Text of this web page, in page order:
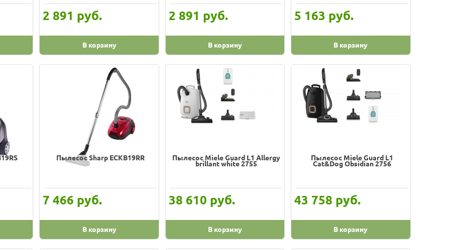
2 891 руб.
В корзину
2 891 руб.
В корзину
5 163 руб.
В корзину
Пылесос Sharp ECKB19RR
7 466 руб.
В корзину
Пылесос Miele Guard L1 Allergy
brillant white 2755
38 610 руб.
В корзину
Пылесос Miele Guard L1
Cat&Dog Obsidian 2756
43 758 руб.
В корзину